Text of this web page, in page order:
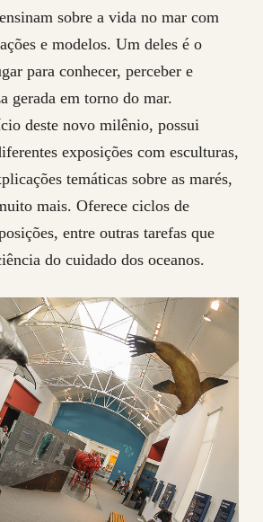
sobre a vida no mar com
e modelos. Um deles é o
para conhecer, perceber e
gerada em torno do mar.
deste novo milênio, possui
exposições com esculturas,
temáticas sobre as marés,
mais. Oferece ciclos de
entre outras tarefas que
do cuidado dos oceanos.